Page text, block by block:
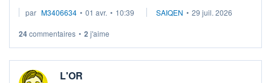
par M3406634 • 01 avr. • 10:39 SAIQEN • 29 juil. 2026
24commentaires • 2 j'aime
L'OR